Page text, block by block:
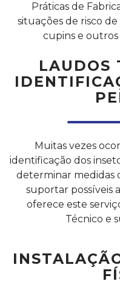
Práticas de
situações de risco
cupins e outros
LAUDOS
Muitas vezes
identificação dos
determinar medidas
suportar possíveis
oferece este
Técnico e